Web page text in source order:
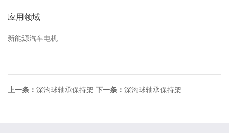
应用领域
新能源汽车电机
上一条： 深沟球轴承保持架 下一条： 深沟球轴承保持架